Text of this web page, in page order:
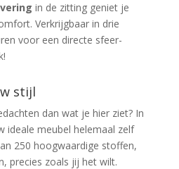
in de zitting geniet je
Verkrijgbaar in drie
voor een directe sfeer-
stijl
dan wat je hier ziet? In
ideale meubel helemaal zelf
250 hoogwaardige stoffen,
precies zoals jij het wilt.